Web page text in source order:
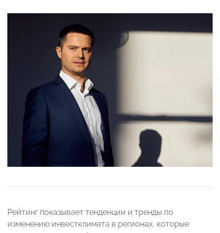
Рейтинг показывает тенденции и тренды по
изменению инвестклимата в регионах, которые